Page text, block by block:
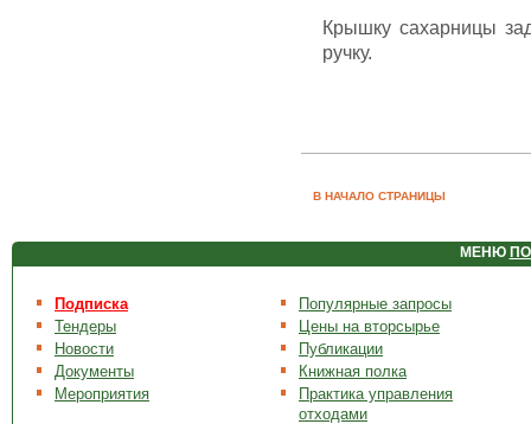
Крышку сахарницы
ручку.
В НАЧАЛО СТРАНИЦЫ
МЕНЮ
Подписка
Тендеры
Новости
Документы
Мероприятия
Популярные запросы
Цены на вторсырье
Публикации
Книжная полка
Практика управления
отходами